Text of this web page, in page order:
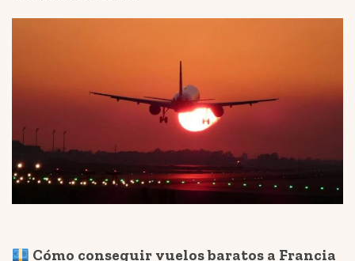
Cómo conseguir vuelos baratos a Francia